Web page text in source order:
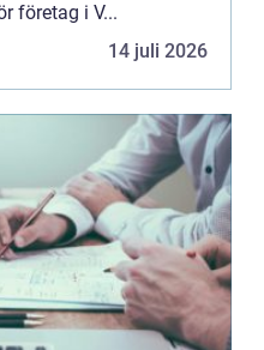
företag i V...
14 juli 2026